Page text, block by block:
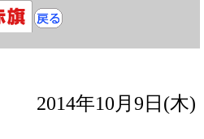
2014年10月9日(木)